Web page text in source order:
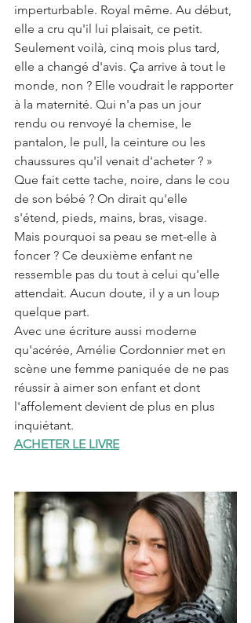
imperturbable. Royal même. Au début,
elle a cru qu'il lui plaisait, ce petit.
Seulement voilà, cinq mois plus tard,
elle a changé d'avis. Ça arrive à tout le
monde, non ? Elle voudrait le rapporter
à la maternité. Qui n'a pas un jour
rendu ou renvoyé la chemise, le
pantalon, le pull, la ceinture ou les
chaussures qu'il venait d'acheter ? »
Que fait cette tache, noire, dans le cou
de son bébé ? On dirait qu'elle
s'étend, pieds, mains, bras, visage.
Mais pourquoi sa peau se met-elle à
foncer ? Ce deuxième enfant ne
ressemble pas du tout à celui qu'elle
attendait. Aucun doute, il y a un loup
quelque part.
Avec une écriture aussi moderne
qu'acérée, Amélie Cordonnier met en
scène une femme paniquée de ne pas
réussir à aimer son enfant et dont
l'affolement devient de plus en plus
inquiétant.
ACHETER LE LIVRE